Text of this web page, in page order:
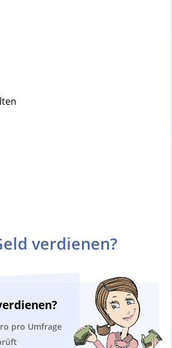
verdienen?
pro Umfrage
Heimarbeit ohne PC: Die besten